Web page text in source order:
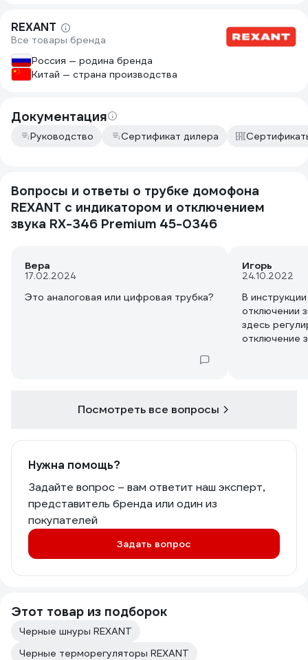
работает
При
REXANT
Все товары бренда
Россия — родина бренда
Китай — страна производства
Документация
Руководство Сертификат дилера
Вопросы и ответы о трубке домофона
REXANT с индикатором и отключением
звука RX-346 Premium 45-0346
Вера
17.02.2024
Это аналоговая или цифровая трубка?
Игорь
24.10.2022
В
отключении
здесь
отключение
Посмотреть все вопросы
Нужна помощь?
Задайте вопрос – вам ответит наш эксперт,
представитель бренда или один из
покупателей
Задать вопрос
Этот товар из подборок
Черные шнуры REXANT
Черные терморегуляторы REXANT